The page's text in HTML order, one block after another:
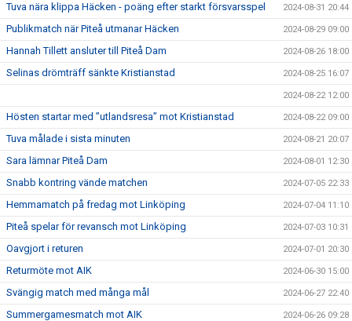
Tuva nära klippa Häcken - poäng efter starkt försvarsspel 2024-08-31 20:44
Publikmatch när Piteå utmanar Häcken 2024-08-29 09:00
Hannah Tillett ansluter till Piteå Dam 2024-08-26 18:00
Selinas drömträff sänkte Kristianstad 2024-08-25 16:07
2024-08-22 12:00
Hösten startar med ”utlandsresa” mot Kristianstad 2024-08-22 09:00
Tuva målade i sista minuten 2024-08-21 20:07
Sara lämnar Piteå Dam 2024-08-01 12:30
Snabb kontring vände matchen 2024-07-05 22:33
Hemmamatch på fredag mot Linköping 2024-07-04 11:10
Piteå spelar för revansch mot Linköping 2024-07-03 10:31
Oavgjort i returen 2024-07-01 20:30
Returmöte mot AIK 2024-06-30 15:00
Svängig match med många mål 2024-06-27 22:40
Summergamesmatch mot AIK 2024-06-26 09:28